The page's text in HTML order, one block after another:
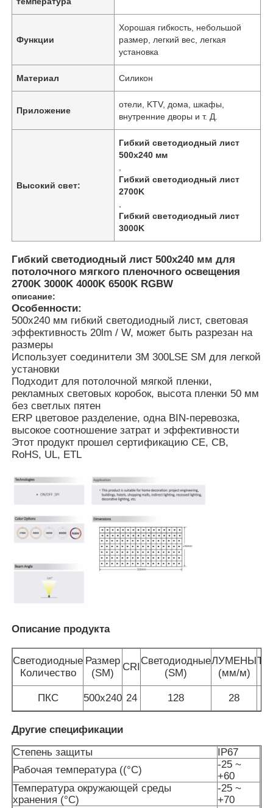
Главная страница
Продукция
О Компании
Наша фабрика
контактные данные
Новости
Отправить запрос
Неоновый свет прокладки
Функции
Хорошая гибкость, небольшой
размер, легкий вес, легкая
установка
Материал Силикон
Приложение
отели, KTV, дома, шкафы,
внутренние дворы и т. Д.
Высокий свет:
Гибкий светодиодный лист
500x240 мм
Гибкий светодиодный лист
2700K
Гибкий светодиодный лист
3000K
Гибкий светодиодный лист 500x240 мм для
потолочного мягкого пленочного освещения
2700K 3000K 4000K 6500K RGBW
описание:
Особенности:
500x240 мм гибкий светодиодный лист, световая
эффективность 20lm / W, может быть разрезан на
размеры
Использует соединители 3M 300LSE SM для легкой
установки
Подходит для потолочной мягкой пленки,
рекламных световых коробок, высота пленки 50 мм
без светлых пятен
ERP цветовое разделение, одна BIN-перевозка,
высокое соотношение затрат и эффективности
Этот продукт прошел сертификацию CE, CB,
RoHS, UL, ETL
Описание продукта
Светодиодные
Количество
Размер
(SM)
CRI
Светодиодные
(SM)
ЛУМЕНЫ
(мм/м)
ПКС 500х240 24 128 28
Другие спецификации
Степень защиты
IP67
Рабочая температура ((°C)
-25 ~
+60
Температура окружающей среды
хранения (°C)
-25 ~
+70